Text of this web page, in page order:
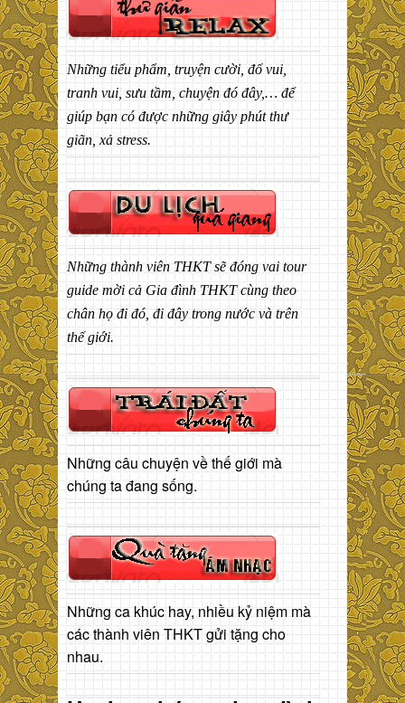
Những tiểu phẩm, truyện cười, đố vui,
tranh vui, sưu tầm, chuyện đó đây,… để
giúp bạn có được những giây phút thư
giãn, xả stress.
Những thành viên THKT sẽ đóng vai tour
guide mời cả Gia đình THKT cùng theo
chân họ đi đó, đi đây trong nước và trên
thế giới.
Những câu chuyện về thế giới mà
chúng ta đang sống.
Những ca khúc hay, nhiều kỷ niệm mà
các thành viên THKT gửi tặng cho
nhau.